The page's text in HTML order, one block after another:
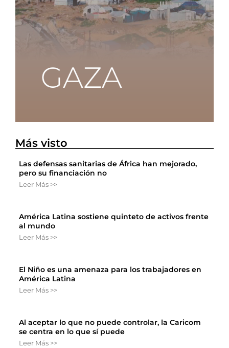
Más visto
Las defensas sanitarias de África han mejorado,
pero su financiación no
Leer Más >>
América Latina sostiene quinteto de activos frente
al mundo
Leer Más >>
El Niño es una amenaza para los trabajadores en
América Latina
Leer Más >>
Al aceptar lo que no puede controlar, la Caricom
se centra en lo que sí puede
Leer Más >>